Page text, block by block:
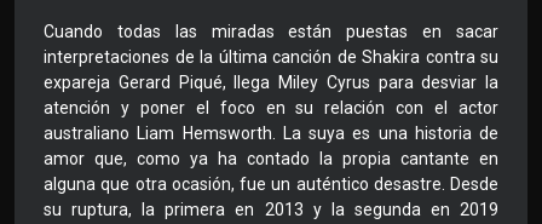
Cuando todas las miradas están puestas en sacar
interpretaciones de la última canción de Shakira contra su
expareja Gerard Piqué, llega Miley Cyrus para desviar la
atención y poner el foco en su relación con el actor
australiano Liam Hemsworth. La suya es una historia de
amor que, como ya ha contado la propia cantante en
alguna que otra ocasión, fue un auténtico desastre. Desde
su ruptura, la primera en 2013 y la segunda en 2019